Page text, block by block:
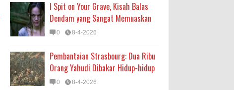
I Spit on Your Grave, Kisah Balas
Dendam yang Sangat Memuaskan
0 8-4-2026
Pembantaian Strasbourg: Dua Ribu
Orang Yahudi Dibakar Hidup-hidup
0 8-4-2026